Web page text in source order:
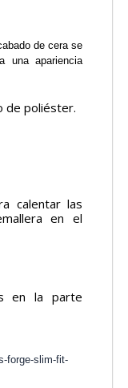
de cera se
una apariencia
de poliéster.
calentar las
en el
en la parte
forge-slim-fit-